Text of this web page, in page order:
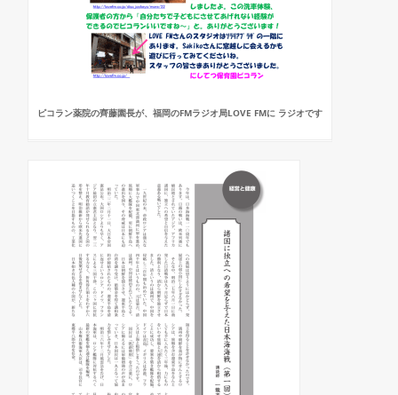
ピコラン薬院の齊藤園長が、福岡のFMラジオ局LOVE FMに ラジオです